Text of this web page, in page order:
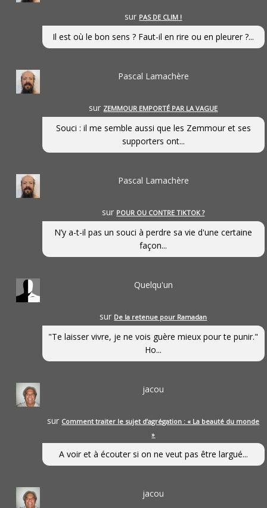
sur PAS DE CLIM !
Il est où le bon sens ? Faut-il en rire ou en pleurer ?...
Pascal Lamachère
sur ZEMMOUR EMPORTÉ PAR LA VAGUE
Souci : il me semble aussi que les Zemmour et ses
supporters ont...
Pascal Lamachère
sur POUR OU CONTRE TIKTOK ?
N’y a-t-il pas un souci à perdre sa vie d'une certaine
façon...
Quelqu'un
sur De la retenue pour Ramadan
"Te laisser vivre, je ne vois guère mieux pour te punir."
Ho...
jacou
sur Comment traiter le sujet d’agrégation : « La beauté du monde
»
A voir et à écouter si on ne veut pas être largué...
jacou